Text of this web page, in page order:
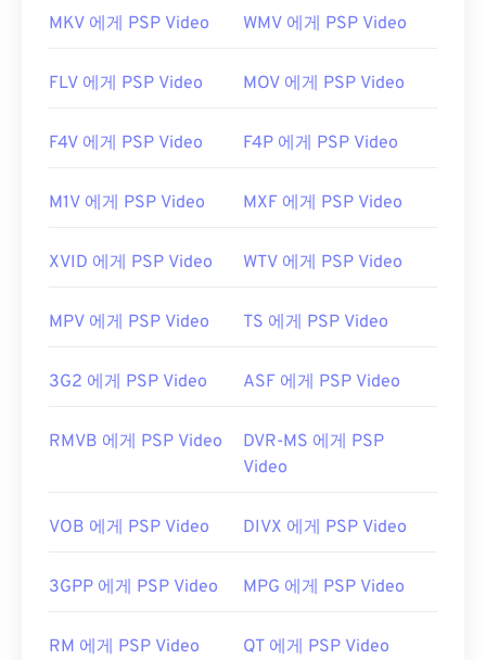
MPEG 파일을 열 때 타사 소프트웨어를 사용해야 하
는 경우가 있습니다. 예를 들어, MPEG-2 비디오가 파
디오 디코더(DVD 디코더 팩)를 다운로드하세요. 다
용해 보세요.
최초 출시:
유용한 링크:
가_그룹
MKV 에게 PSP Video WMV 에게 PSP Video
FLV 에게 PSP Video MOV 에게 PSP Video
F4V 에게 PSP Video F4P 에게 PSP Video
M1V 에게 PSP Video MXF 에게 PSP Video
XVID 에게 PSP Video WTV 에게 PSP Video
MPV 에게 PSP Video TS 에게 PSP Video
3G2 에게 PSP Video ASF 에게 PSP Video
RMVB 에게 PSP Video
DVR-MS 에게 PSP
Video
VOB 에게 PSP Video DIVX 에게 PSP Video
3GPP 에게 PSP Video MPG 에게 PSP Video
RM 에게 PSP Video QT 에게 PSP Video